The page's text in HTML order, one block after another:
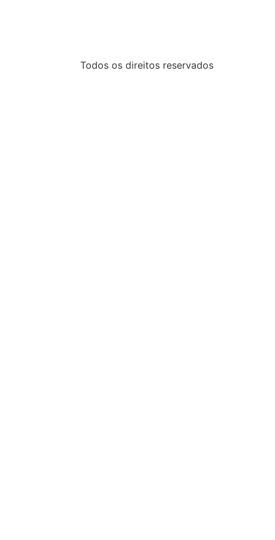
Todos os direitos reservados